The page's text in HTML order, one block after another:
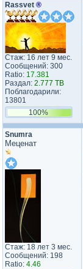
Rassvet ®
Стаж: 16 лет 9 мес.
Сообщений: 300
Ratio: 17.381
Раздал: 2.777 TB
Поблагодарили:
13801
100%
Snumra
Меценат
Стаж: 18 лет 3 мес.
Сообщений: 198
Ratio: 4.46